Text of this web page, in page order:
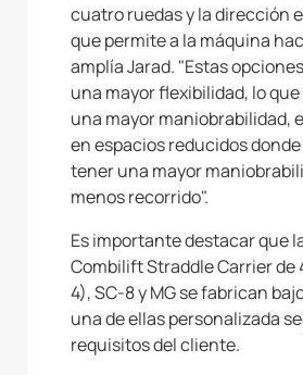
cuatro ruedas y la dirección
que permite a la máquina
amplía Jarad. "Estas
una mayor flexibilidad, lo
una mayor maniobrabilidad,
en espacios reducidos
tener una mayor
menos recorrido".
Es importante destacar que
Combilift Straddle Carrier de
4), SC-8 y MG se fabrican
una de ellas personalizada
requisitos del cliente.